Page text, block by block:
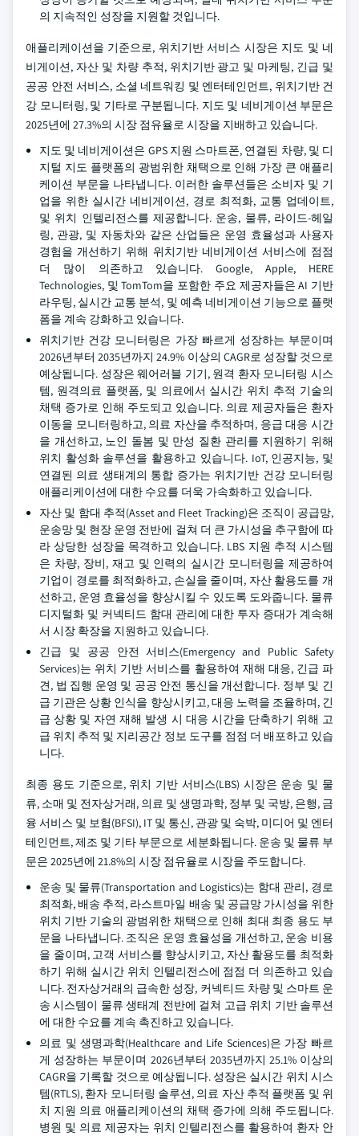
의 지속적인 성장을 지원할 것입니다.
애플리케이션을 기준으로, 위치기반 서비스 시장은 지도 및 네
비게이션, 자산 및 차량 추적, 위치기반 광고 및 마케팅, 긴급 및
공공 안전 서비스, 소셜 네트워킹 및 엔터테인먼트, 위치기반 건
강 모니터링, 및 기타로 구분됩니다. 지도 및 네비게이션 부문은
2025년에 27.3%의 시장 점유율로 시장을 지배하고 있습니다.
지도 및 네비게이션은 GPS 지원 스마트폰, 연결된 차량, 및 디
지털 지도 플랫폼의 광범위한 채택으로 인해 가장 큰 애플리
케이션 부문을 나타냅니다. 이러한 솔루션들은 소비자 및 기
업을 위한 실시간 네비게이션, 경로 최적화, 교통 업데이트,
및 위치 인텔리전스를 제공합니다. 운송, 물류, 라이드-헤일
링, 관광, 및 자동차와 같은 산업들은 운영 효율성과 사용자
경험을 개선하기 위해 위치기반 네비게이션 서비스에 점점
더 많이 의존하고 있습니다. Google, Apple, HERE
Technologies, 및 TomTom을 포함한 주요 제공자들은 AI 기반
라우팅, 실시간 교통 분석, 및 예측 네비게이션 기능으로 플랫
폼을 계속 강화하고 있습니다.
위치기반 건강 모니터링은 가장 빠르게 성장하는 부문이며
2026년부터 2035년까지 24.9% 이상의 CAGR로 성장할 것으로
예상됩니다. 성장은 웨어러블 기기, 원격 환자 모니터링 시스
템, 원격의료 플랫폼, 및 의료에서 실시간 위치 추적 기술의
채택 증가로 인해 주도되고 있습니다. 의료 제공자들은 환자
이동을 모니터링하고, 의료 자산을 추적하며, 응급 대응 시간
을 개선하고, 노인 돌봄 및 만성 질환 관리를 지원하기 위해
위치 활성화 솔루션을 활용하고 있습니다. IoT, 인공지능, 및
연결된 의료 생태계의 통합 증가는 위치기반 건강 모니터링
애플리케이션에 대한 수요를 더욱 가속화하고 있습니다.
자산 및 함대 추적(Asset and Fleet Tracking)은 조직이 공급망,
운송망 및 현장 운영 전반에 걸쳐 더 큰 가시성을 추구함에 따
라 상당한 성장을 목격하고 있습니다. LBS 지원 추적 시스템
은 차량, 장비, 재고 및 인력의 실시간 모니터링을 제공하여
기업이 경로를 최적화하고, 손실을 줄이며, 자산 활용도를 개
선하고, 운영 효율성을 향상시킬 수 있도록 도와줍니다. 물류
디지털화 및 커넥티드 함대 관리에 대한 투자 증대가 계속해
서 시장 확장을 지원하고 있습니다.
긴급 및 공공 안전 서비스(Emergency and Public Safety
Services)는 위치 기반 서비스를 활용하여 재해 대응, 긴급 파
견, 법 집행 운영 및 공공 안전 통신을 개선합니다. 정부 및 긴
급 기관은 상황 인식을 향상시키고, 대응 노력을 조율하며, 긴
급 상황 및 자연 재해 발생 시 대응 시간을 단축하기 위해 고
급 위치 추적 및 지리공간 정보 도구를 점점 더 배포하고 있습
니다.
최종 용도 기준으로, 위치 기반 서비스(LBS) 시장은 운송 및 물
류, 소매 및 전자상거래, 의료 및 생명과학, 정부 및 국방, 은행, 금
융 서비스 및 보험(BFSI), IT 및 통신, 관광 및 숙박, 미디어 및 엔터
테인먼트, 제조 및 기타 부문으로 세분화됩니다. 운송 및 물류 부
문은 2025년에 21.8%의 시장 점유율로 시장을 주도합니다.
운송 및 물류(Transportation and Logistics)는 함대 관리, 경로
최적화, 배송 추적, 라스트마일 배송 및 공급망 가시성을 위한
위치 기반 기술의 광범위한 채택으로 인해 최대 최종 용도 부
문을 나타냅니다. 조직은 운영 효율성을 개선하고, 운송 비용
을 줄이며, 고객 서비스를 향상시키고, 자산 활용도를 최적화
하기 위해 실시간 위치 인텔리전스에 점점 더 의존하고 있습
니다. 전자상거래의 급속한 성장, 커넥티드 차량 및 스마트 운
송 시스템이 물류 생태계 전반에 걸쳐 고급 위치 기반 솔루션
에 대한 수요를 계속 촉진하고 있습니다.
의료 및 생명과학(Healthcare and Life Sciences)은 가장 빠르
게 성장하는 부문이며 2026년부터 2035년까지 25.1% 이상의
CAGR을 기록할 것으로 예상됩니다. 성장은 실시간 위치 시스
템(RTLS), 환자 모니터링 솔루션, 의료 자산 추적 플랫폼 및 위
치 지원 의료 애플리케이션의 채택 증가에 의해 주도됩니다.
병원 및 의료 제공자는 위치 인텔리전스를 활용하여 환자 안